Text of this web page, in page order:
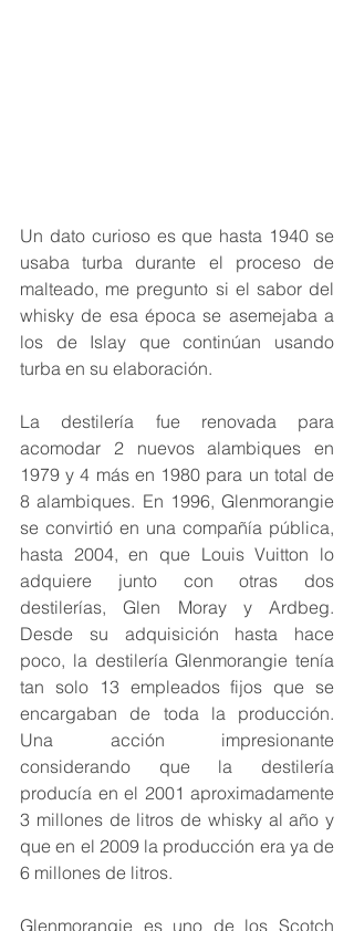
Un dato curioso es que hasta 1940 se
usaba turba durante el proceso de
malteado, me pregunto si el sabor del
whisky de esa época se asemejaba a
los de Islay que continúan usando
turba en su elaboración.
La destilería fue renovada para
acomodar 2 nuevos alambiques en
1979 y 4 más en 1980 para un total de
8 alambiques. En 1996, Glenmorangie
se convirtió en una compañía pública,
hasta 2004, en que Louis Vuitton lo
adquiere junto con otras dos
destilerías, Glen Moray y Ardbeg.
Desde su adquisición hasta hace
poco, la destilería Glenmorangie tenía
tan solo 13 empleados fijos que se
encargaban de toda la producción.
Una acción impresionante
considerando que la destilería
producía en el 2001 aproximadamente
3 millones de litros de whisky al año y
que en el 2009 la producción era ya de
6 millones de litros.
Glenmorangie es uno de los Scotch